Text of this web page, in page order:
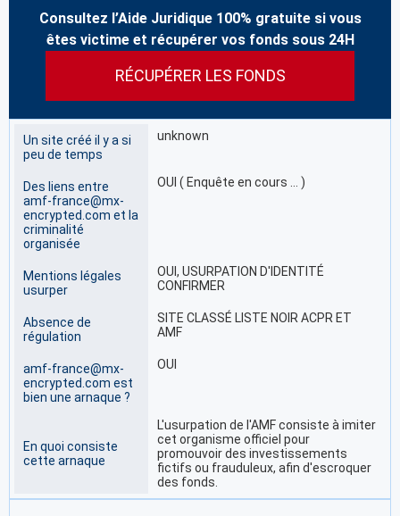
Consultez l’Aide Juridique 100% gratuite si vous
êtes victime et récupérer vos fonds sous 24H
RÉCUPÉRER LES FONDS
Un site créé il y a si
peu de temps
unknown
Des liens entre
amf-france@mx-
encrypted.com et la
criminalité
organisée
OUI ( Enquête en cours … )
Mentions légales
usurper
OUI, USURPATION D'IDENTITÉ
CONFIRMER
Absence de
régulation
SITE CLASSÉ LISTE NOIR ACPR ET
AMF
amf-france@mx-
encrypted.com est
bien une arnaque ?
OUI
En quoi consiste
cette arnaque
L'usurpation de l'AMF consiste à imiter
cet organisme officiel pour
promouvoir des investissements
fictifs ou frauduleux, afin d'escroquer
des fonds.